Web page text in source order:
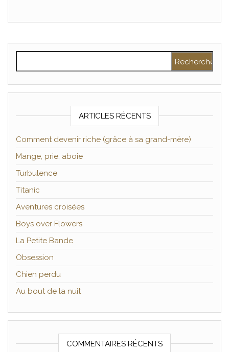
ARTICLES RÉCENTS
Comment devenir riche (grâce à sa grand-mère)
Mange, prie, aboie
Turbulence
Titanic
Aventures croisées
Boys over Flowers
La Petite Bande
Obsession
Chien perdu
Au bout de la nuit
COMMENTAIRES RÉCENTS